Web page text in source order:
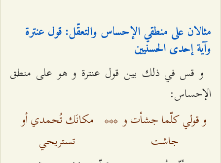
مثالان على منطقي الإحساس والتعقّل: قول عنترة
وآية إحدى الحسنيين
و قس في ذلك بين قول عنترة و هو على منطق
الإحساس:
و قولي كلّما جشأت و
جاشت
*** مكانَك تُحمدي أو
تستريحي‌